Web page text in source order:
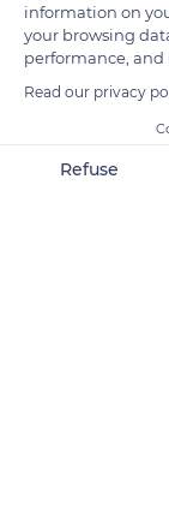
(maison des juntes).
READ MORE
information on
your browsing
performance,
Read our privacy
Refuse